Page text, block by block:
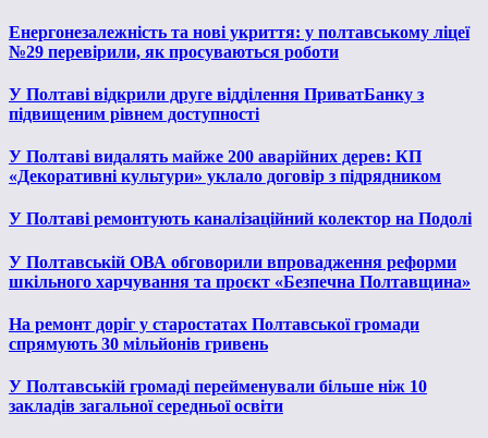
Енергонезалежність та нові укриття: у полтавському ліцеї
№29 перевірили, як просуваються роботи
У Полтаві відкрили друге відділення ПриватБанку з
підвищеним рівнем доступності
У Полтаві видалять майже 200 аварійних дерев: КП
«Декоративні культури» уклало договір з підрядником
У Полтаві ремонтують каналізаційний колектор на Подолі
У Полтавській ОВА обговорили впровадження реформи
шкільного харчування та проєкт «Безпечна Полтавщина»
На ремонт доріг у старостатах Полтавської громади
спрямують 30 мільйонів гривень
У Полтавській громаді перейменували більше ніж 10
закладів загальної середньої освіти